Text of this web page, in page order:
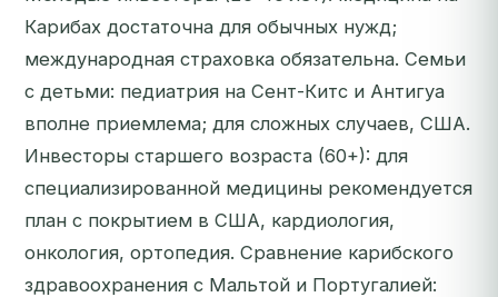
Карибах достаточна для обычных нужд;
международная страховка обязательна. Семьи
с детьми: педиатрия на Сент-Китс и Антигуа
вполне приемлема; для сложных случаев, США.
Инвесторы старшего возраста (60+): для
специализированной медицины рекомендуется
план с покрытием в США, кардиология,
онкология, ортопедия. Сравнение карибского
здравоохранения с Мальтой и Португалией: